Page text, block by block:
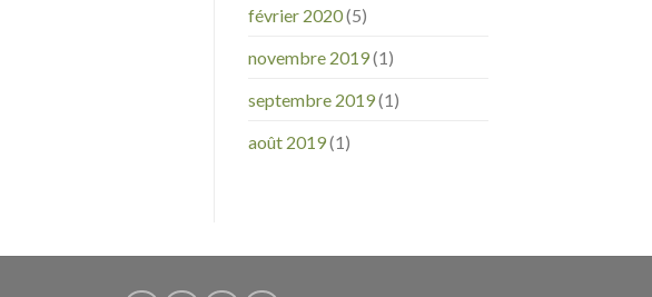
février 2020(5)
novembre 2019(1)
septembre 2019(1)
août 2019(1)